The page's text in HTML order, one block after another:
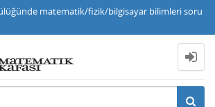
matematik/fizik/bilgisayar bilimleri soru